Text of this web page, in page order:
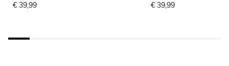
€ 39,99 € 39,99